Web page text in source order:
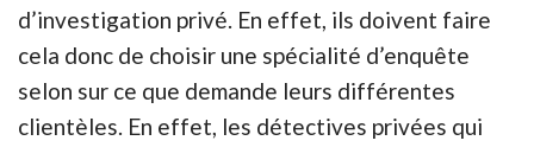
d’investigation privé. En effet, ils doivent faire
cela donc de choisir une spécialité d’enquête
selon sur ce que demande leurs différentes
clientèles. En effet, les détectives privées qui